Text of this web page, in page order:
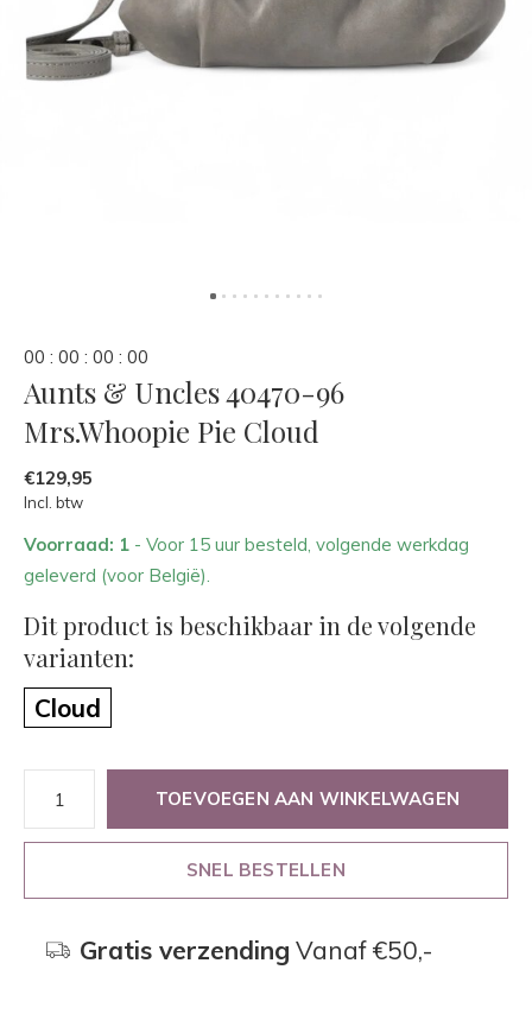
00 : 00 : 00 : 00
Aunts & Uncles 40470-96
Mrs.Whoopie Pie Cloud
€129,95
Incl. btw
Voorraad: 1 - Voor 15 uur besteld, volgende werkdag
geleverd (voor België).
Dit product is beschikbaar in de volgende
varianten:
Cloud
TOEVOEGEN AAN WINKELWAGEN
SNEL BESTELLEN
Gratis verzending Vanaf €50,-